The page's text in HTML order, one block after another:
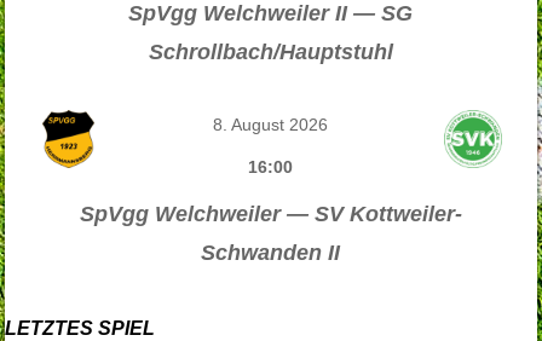
SpVgg Welchweiler II — SG
Schrollbach/Hauptstuhl
8. August 2026
16:00
SpVgg Welchweiler — SV Kottweiler-
Schwanden II
LETZTES SPIEL